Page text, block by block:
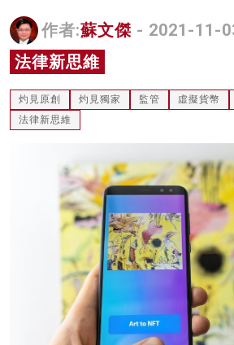
名家榜
灼見活動
作者:蘇文傑 - 2021-11-
法律新思維
灼見原創 灼見獨家 監管 虛擬貨幣
法律新思維